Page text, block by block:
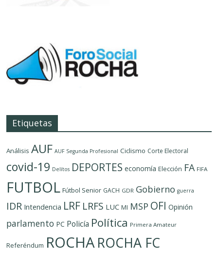
Etiquetas
Análisis AUF AUF Segunda Profesional Ciclismo Corte Electoral
covid-19 Delítos DEPORTES economía Elección FA FIFA
FUTBOL Fútbol Senior GACH GDR Gobierno guerra
IDR Intendencia LRF LRFS LUC MI MSP OFI Opinión
parlamento PC Policía Política Primera Amateur
Referéndum ROCHAROCHA FC